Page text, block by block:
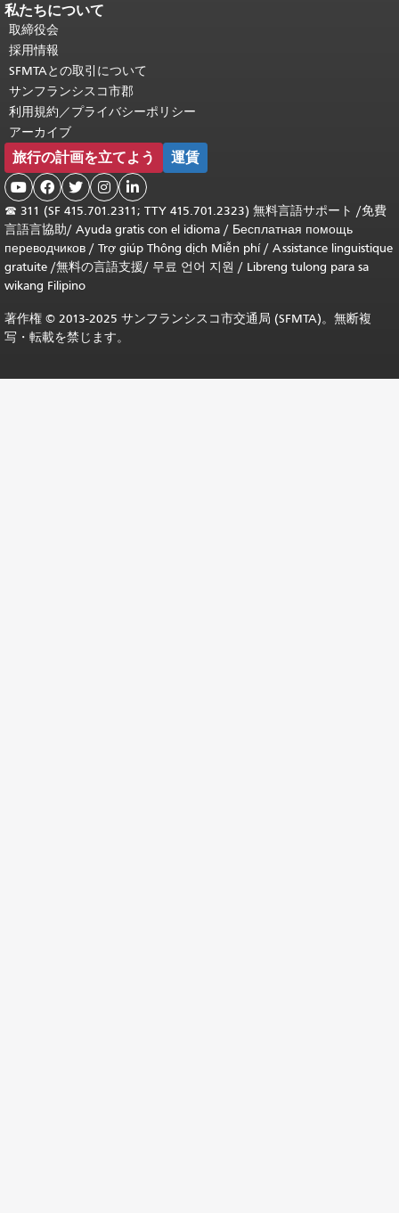
私たちについて
取締役会
採用情報
SFMTAとの取引について
サンフランシスコ市郡
利用規約／プライバシーポリシー
アーカイブ
旅行の計画を立てよう 運賃
    
☎ 311 (SF 415.701.2311; TTY 415.701.2323) 無料言語サポート /免費
言語言協助/ Ayuda gratis con el idioma / Бесплатная помощь
переводчиков / Trợ giúp Thông dịch Miễn phí/ Assistance linguistique
gratuite /無料の言語支援/ 무료 언어 지원 / Libreng tulong para sa
wikang Filipino
著作権 © 2013-2025 サンフランシスコ市交通局 (SFMTA)。無断複
写・転載を禁じます。